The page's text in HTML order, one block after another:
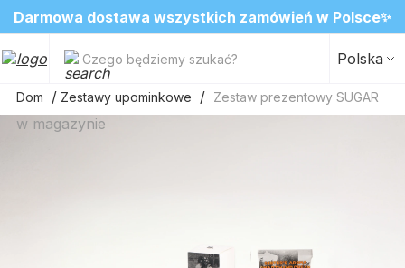
Darmowa dostawa wszystkich zamówień w Polsce✨
2=3 na ulubione zapachy do wnętrz
SALE do -20%✨
❤️ Perfumy Sugar Porn 50 ml znów dostępne
Nowosci✨
Czego będziemy szukać? Polska
Dom Zestawy upominkowe Zestaw prezentowy SUGAR
w magazynie